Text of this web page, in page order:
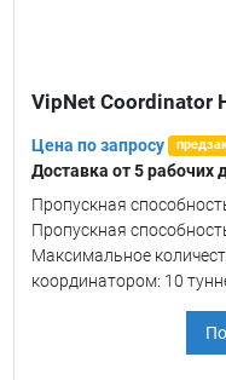
VipNet Coordinator
Цена по запросу
Доставка от 5 рабочих
Пропускная
Пропускная
Максимальное
координатором: 10